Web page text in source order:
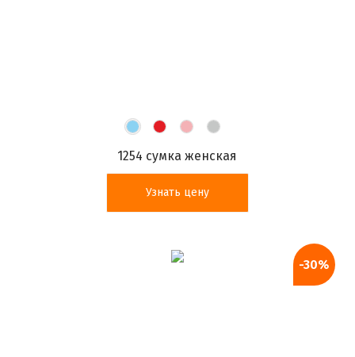
1254 сумка женская
Узнать цену
-30%